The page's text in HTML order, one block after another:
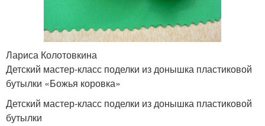
Лариса Колотовкина
Детский мастер-класс поделки из донышка пластиковой
бутылки «Божья коровка»
Детский мастер-класс поделки из донышка пластиковой
бутылки